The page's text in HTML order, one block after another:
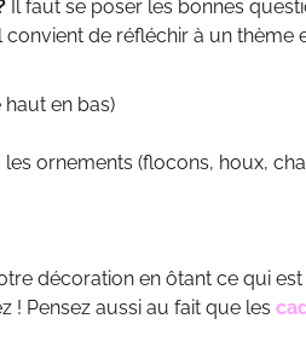
Il faut se poser les bonnes
de réfléchir à un thème
haut en bas)
ornements (flocons, houx,
décoration en ôtant ce qui
! Pensez aussi au fait que les